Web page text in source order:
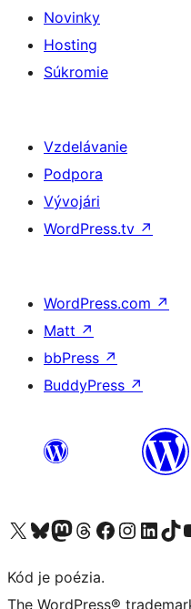
Novinky
Hosting
Súkromie
Vzdelávanie
Podpora
Vývojári
WordPress.tv ↗
WordPress.com ↗
Matt ↗
bbPress ↗
BuddyPress ↗
Navštívte náš účet na X (predtým Twitter)
Navštívte náš účet na platforme Bluesky
Navštívte náš účet na Mastodone
Navštívte náš účet na platforme Threads
Navštívte našu stránku na
Navštívte náš účet
Navštívte náš
Navštívte náš
Kód je poézia.
The WordPress®